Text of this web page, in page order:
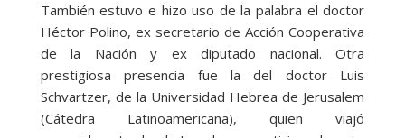
También estuvo e hizo uso de la palabra el doctor
Héctor Polino, ex secretario de Acción Cooperativa
de la Nación y ex diputado nacional. Otra
prestigiosa presencia fue la del doctor Luis
Schvartzer, de la Universidad Hebrea de Jerusalem
(Cátedra Latinoamericana), quien viajó